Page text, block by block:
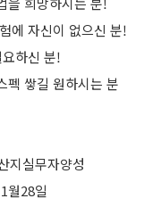
에 자신이 없으신 분!
하신 분!
펙 쌓길 원하시는 분
지실무자양성
월28일